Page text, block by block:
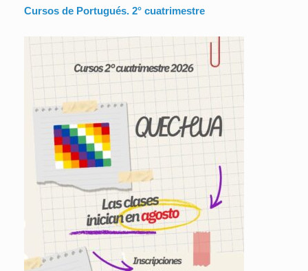
Cursos de Portugués. 2° cuatrimestre